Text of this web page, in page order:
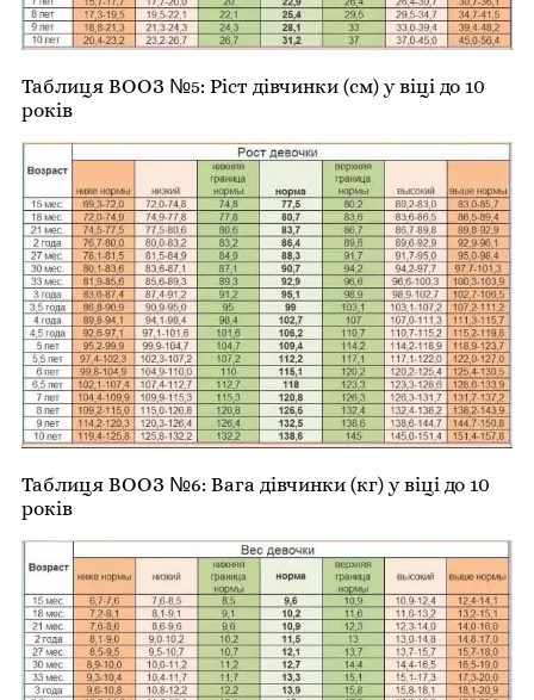
Таблиця ВООЗ №5: Ріст дівчинки (см) у віці до 10
років
Таблиця ВООЗ №6: Вага дівчинки (кг) у віці до 10
років